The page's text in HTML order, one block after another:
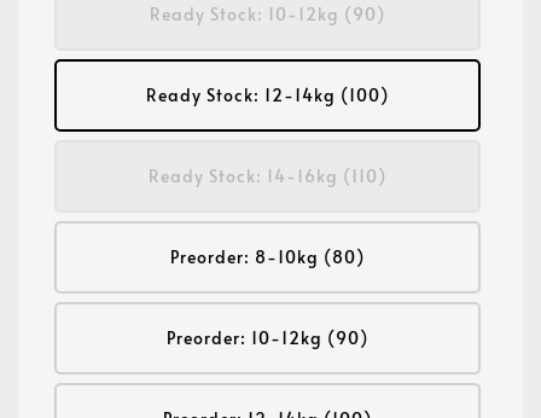
Ready Stock: 10-12kg (90)
Ready Stock: 12-14kg (100)
Ready Stock: 14-16kg (110)
Preorder: 8-10kg (80)
Preorder: 10-12kg (90)